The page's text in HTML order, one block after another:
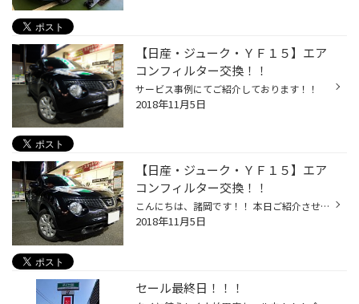
【日産・ジューク・ＹＦ１５】エア
コンフィルター交換！！
サービス事例にてご紹介しております！！
2018年11月5日
【日産・ジューク・ＹＦ１５】エア
コンフィルター交換！！
こんにちは、諸岡です！！ 本日ご紹介させていただくのは、日産・ジューク・エアコンフィルター交換になります。 私の愛車ジュークです！ 皆さん車にも、エアコンフィルターが付いているのご存知ですか？ 家庭用のエアコンフィルター同様に、時間と共に汚れが出てきてしまいます。 汚れが出てくると...
2018年11月5日
セール最終日！！！